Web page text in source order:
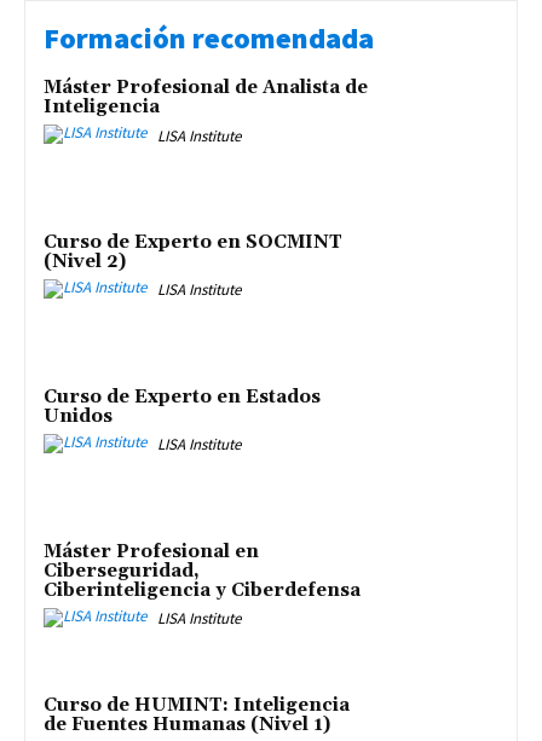
Formación recomendada
Máster Profesional de Analista de
Inteligencia
LISA Institute
Curso de Experto en SOCMINT
(Nivel 2)
LISA Institute
Curso de Experto en Estados
Unidos
LISA Institute
Máster Profesional en
Ciberseguridad,
Ciberinteligencia y Ciberdefensa
LISA Institute
Curso de HUMINT: Inteligencia
de Fuentes Humanas (Nivel 1)